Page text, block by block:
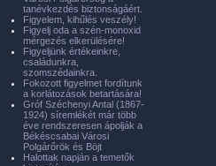
tanévkezdés biztonságáért.
Figyelem, kihűlés veszély!
Figyelj oda a szén-monoxid
mérgezés elkerülésére!
Figyeljünk értékeinkre,
családunkra,
szomszédainkra.
Fokozott figyelmet fordítunk
a korlátozások betartására!
Gróf Széchenyi Antal (1867-
1924) síremlékét már több
éve rendszeresen ápolják a
Békéscsabai Városi
Polgárőrök és Böjt
Halottak napján a temetők